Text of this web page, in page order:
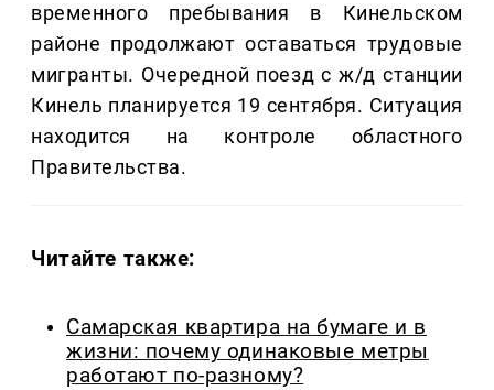
временного пребывания в Кинельском
районе продолжают оставаться трудовые
мигранты. Очередной поезд с ж/д станции
Кинель планируется 19 сентября. Ситуация
находится на контроле областного
Правительства.
Читайте также:
Самарская квартира на бумаге и в
жизни: почему одинаковые метры
работают по-разному?